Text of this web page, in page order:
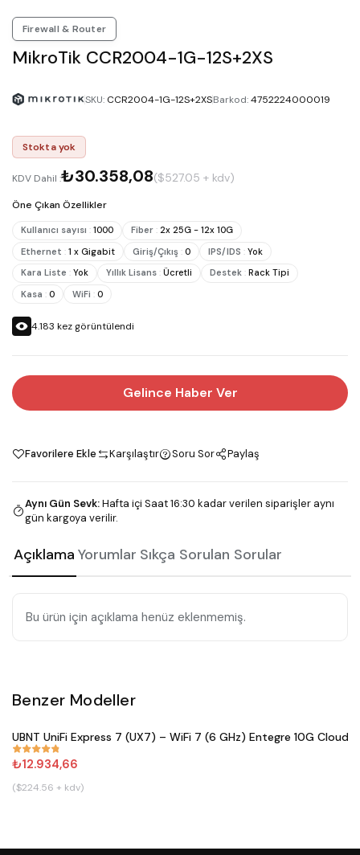
Firewall & Router
MikroTik CCR2004-1G-12S+2XS
SKU: CCR2004-1G-12S+2XSBarkod:4752224000019
Stokta yok
KDV Dahil :₺30.358,08($527.05 + kdv)
Öne Çıkan Özellikler
Kullanıcı sayısı : 1000 Fiber : 2x 25G - 12x 10G
Ethernet : 1 x Gigabit Giriş/Çıkış : 0 IPS/IDS : Yok
Kara Liste : Yok Yıllık Lisans : Ücretli Destek : Rack Tipi
Kasa : 0 WiFi : 0
4.183 kez görüntülendi
Gelince Haber Ver
Favorilere Ekle Karşılaştır Soru Sor Paylaş
Aynı Gün Sevk:Hafta içi Saat 16:30 kadar verilen siparişler aynı
gün kargoya verilir.
Açıklama Yorumlar Sıkça Sorulan Sorular
Bu ürün için açıklama henüz eklenmemiş.
Benzer Modeller
#833
UBNT UniFi Express 7 (UX7) – WiFi 7 (6 GHz) Entegre 10G
₺12.934,66
($224.56 + kdv)